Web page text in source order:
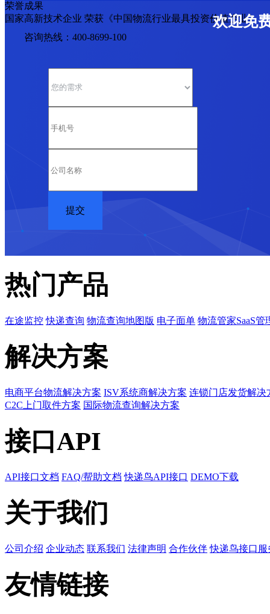
荣誉成果
国家高新技术企业 荣获《中国物流行业最具投资价值企业》
欢迎免
咨询热线：400-8699-100
热门产品
在途监控 快递查询 物流查询地图版 电子面单 物流管家SaaS管
解决方案
电商平台物流解决方案 ISV系统商解决方案 连锁门店发货解决
C2C上门取件方案 国际物流查询解决方案
接口API
API接口文档 FAQ/帮助文档 快递鸟API接口 DEMO下载
关于我们
公司介绍 企业动态 联系我们 法律声明 合作伙伴 快递鸟接口服
友情链接